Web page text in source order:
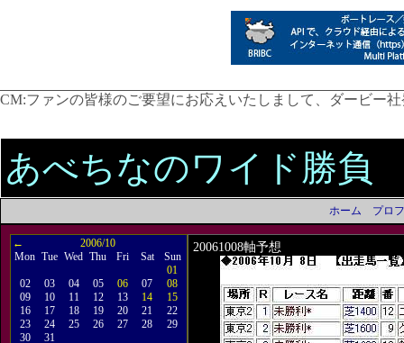
CM:ファンの皆様のご要望にお応えいたしまして、ダービー
あべちなのワイド勝負
ホーム プロ
←
2006/10
Mon Tue Wed Thu Fri Sat
Sun
01
02
03 04 05 06 07
08
09
10 11 12 13 14
15
16
17 18 19 20 21
22
23
24 25 26 27 28
29
30
31
20061008軸予想